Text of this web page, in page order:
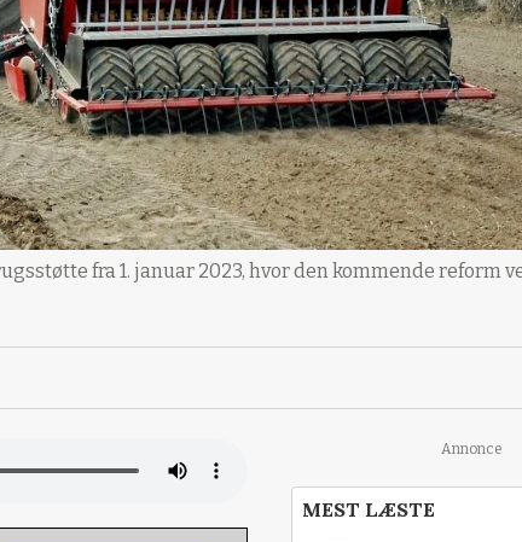
fra 1. januar 2023, hvor den kommende reform
Annonce
MEST LÆSTE